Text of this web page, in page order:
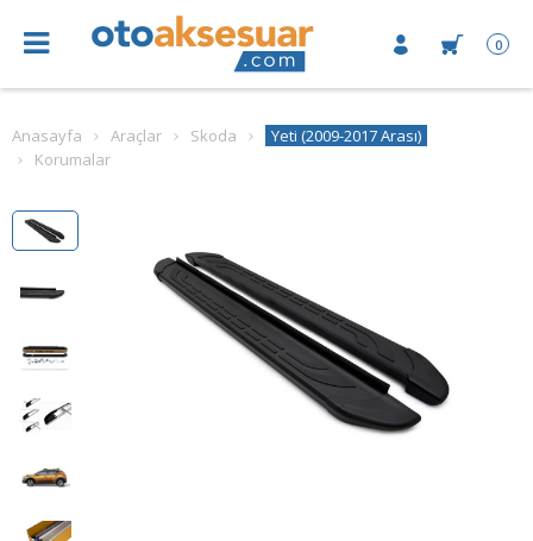
0
Anasayfa Araçlar Skoda
Yeti (2009-2017 Arası)
Korumalar